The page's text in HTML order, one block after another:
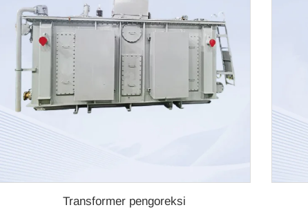
Transformer pengoreksi